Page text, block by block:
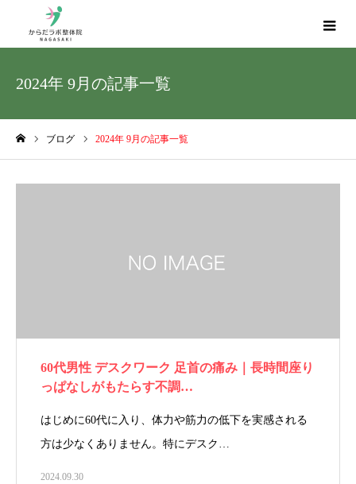
2024年 9月の記事一覧
ブログ 2024年 9月の記事一覧
60代男性 デスクワーク 足首の痛み｜長時間座り
っぱなしがもたらす不調…
はじめに60代に入り、体力や筋力の低下を実感される
方は少なくありません。特にデスク…
2024.09.30